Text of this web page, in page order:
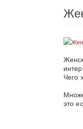
Чего
это